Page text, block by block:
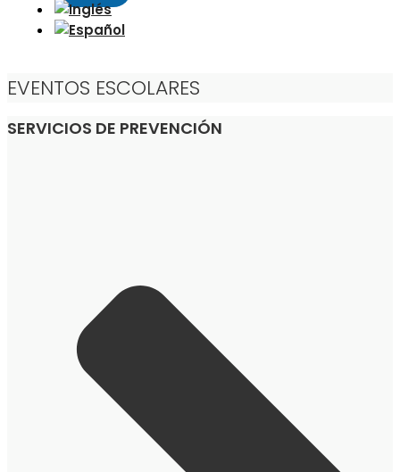
EVENTOS ESCOLARES
SERVICIOS DE PREVENCIÓN